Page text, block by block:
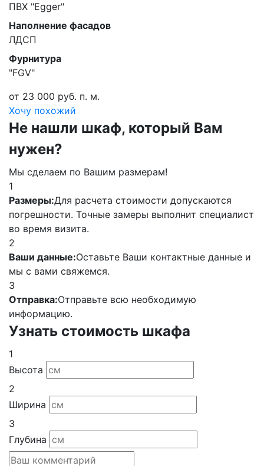
ПВХ "Egger"
Наполнение фасадов
ЛДСП
Фурнитура
"FGV"
от 23 000 руб. п. м.
Хочу похожий
Не нашли шкаф, который Вам
нужен?
Мы сделаем по Вашим размерам!
1
Размеры:Для расчета стоимости допускаются
погрешности. Точные замеры выполнит специалист
во время визита.
2
Ваши данные:Оставьте Ваши контактные данные и
мы с вами свяжемся.
3
Отправка:Отправьте всю необходимую
информацию.
Узнать стоимость шкафа
1
Высота
2
Ширина
3
Глубина